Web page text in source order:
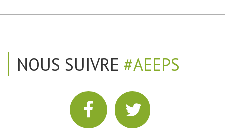
NOUS SUIVRE #AEEPS